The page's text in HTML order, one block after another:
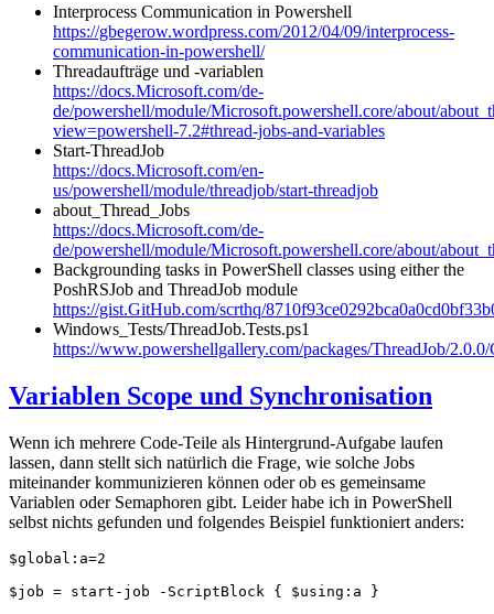
Interprocess Communication in Powershell
https://gbegerow.wordpress.com/2012/04/09/interprocess-
communication-in-powershell/
Threadaufträge und -variablen
https://docs.Microsoft.com/de-
de/powershell/module/Microsoft.powershell.core/about/
view=powershell-7.2#thread-jobs-and-variables
Start-ThreadJob
https://docs.Microsoft.com/en-
us/powershell/module/threadjob/start-threadjob
about_Thread_Jobs
https://docs.Microsoft.com/de-
de/powershell/module/Microsoft.powershell.core/about/
Backgrounding tasks in PowerShell classes using either the
PoshRSJob and ThreadJob module
https://gist.GitHub.com/scrthq/
Windows_Tests/ThreadJob.Tests.ps1
https://www.powershellgallery.com/packages/ThreadJob/
Variablen Scope und Synchronisation
Wenn ich mehrere Code-Teile als Hintergrund-Aufgabe laufen
lassen, dann stellt sich natürlich die Frage, wie solche Jobs
miteinander kommunizieren können oder ob es gemeinsame
Variablen oder Semaphoren gibt. Leider habe ich in PowerShell
selbst nichts gefunden und folgendes Beispiel funktioniert anders:
$global:a=2
$job = start-job -ScriptBlock { $using:a }